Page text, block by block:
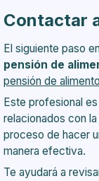
Contactar
El siguiente paso
pensión de
pensión de
Este profesional
relacionados con
proceso de hacer
manera efectiva.
Te ayudará a